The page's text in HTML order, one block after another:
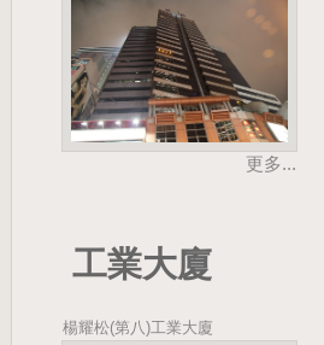
更多...
工業大廈
楊耀松(第八)工業大廈